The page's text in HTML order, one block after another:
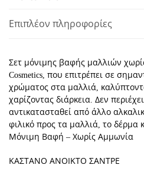
ΑΝΟΙΚΤΟ
Επιπλέον πληροφορίες
Σετ μόνιμης βαφής μαλλιών
Cosmetics, που επιτρέπει σε
χρώματος στα μαλλιά,
χαρίζοντας διάρκεια. Δεν
αντικατασταθεί από άλλο
φιλικό προς τα μαλλιά, το δέρμα
Μόνιμη Βαφή – Χωρίς Αμμωνία
ΚΑΣΤΑΝΟ ΑΝΟΙΚΤΟ ΣΑΝΤΡΕ